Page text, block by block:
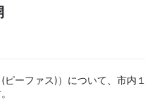
ーファス)）について、市内１